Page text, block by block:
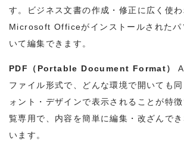
す。ビジネス文書の作成・修正に広く使わ
Microsoft Officeがインストールされたパ
いて編集できます。
PDF（Portable Document Format）
ファイル形式で、どんな環境で開いても
ォント・デザインで表示されることが特
覧専用で、内容を簡単に編集・改ざんで
います。